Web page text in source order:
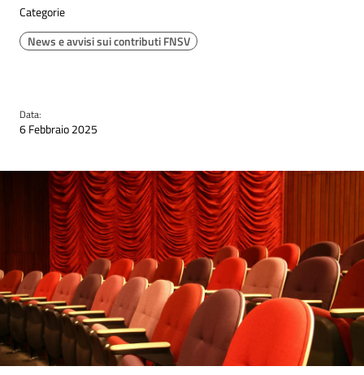
Categorie
News e avvisi sui contributi FNSV
Data:
6 Febbraio 2025